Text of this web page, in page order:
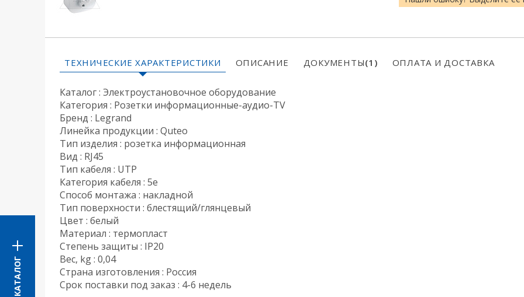
КАТАЛОГ
ТЕХНИЧЕСКИЕ ХАРАКТЕРИСТИКИ ОПИСАНИЕ ДОКУМЕНТЫ(1) ОПЛАТА И ДОСТАВКА
Каталог : Электроустановочное оборудование
Категория : Розетки информационные-аудио-TV
Бренд : Legrand
Линейка продукции : Quteo
Тип изделия : розетка информационная
Вид : RJ45
Тип кабеля : UTP
Категория кабеля : 5e
Способ монтажа : накладной
Тип поверхности : блестящий/глянцевый
Цвет : белый
Материал : термопласт
Степень защиты : IP20
Вес, kg : 0,04
Страна изготовления : Россия
Срок поставки под заказ : 4-6 недель